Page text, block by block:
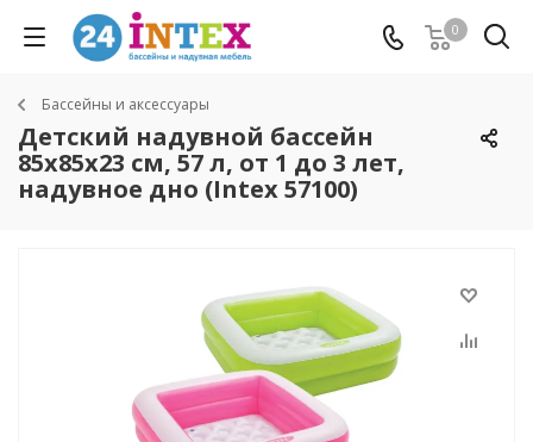
0
Бассейны и аксессуары
Детский надувной бассейн
85х85х23 см, 57 л, от 1 до 3 лет,
надувное дно (Intex 57100)